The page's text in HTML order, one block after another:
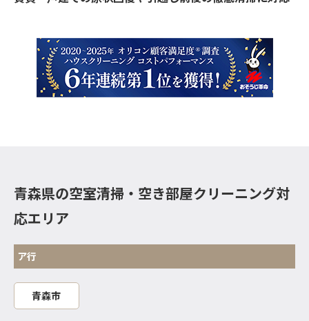
青森県の空室清掃・空き部屋クリーニング対
応エリア
ア行
青森市